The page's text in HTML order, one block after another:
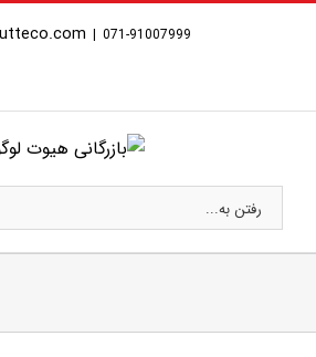
071-91007999
|
رفتن به...